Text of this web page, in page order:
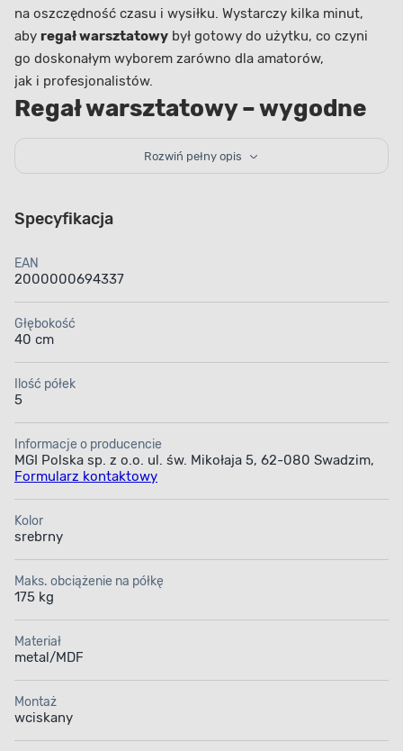
na oszczędność czasu i wysiłku. Wystarczy kilka minut,
aby regał warsztatowy był gotowy do użytku, co czyni
go doskonałym wyborem zarówno dla amatorów,
jak i profesjonalistów.
Regał warsztatowy – wygodne
rozwiązanie
Dzięki pięciu przestronnym półkom produkt umożliwia
w sposób uporządkowany i łatwo dostępny. Maksymalne
regał warsztatowy jest idealny do przechowywania
ciężkich narzędzi
żywności.Srebrny kolor dodaje mu nowoczesnego
wyglądu, który doskonale wpasuje się w każde wnętrze,
niezależnie od jego przeznaczenia. Solidna konstrukcja
przez wiele lat bez potrzeby konserwacji
co umożliwiałatwe przestawianie w razie potrzeby
Ponadto materiał jest odporny na korozję, co sprawia, że
regał może być używany nawet w wilgotnych warunkach,
Sprawdź też pozostałe
Rozwiń pełny opis
Specyfikacja
EAN
2000000694337
Głębokość
40 cm
Ilość półek
5
Informacje o producencie
MGI Polska sp. z o.o. ul. św. Mikołaja 5, 62-080 Swadzim,
Formularz kontaktowy
Kolor
srebrny
Maks. obciążenie na półkę
175 kg
Materiał
metal/MDF
Montaż
wciskany